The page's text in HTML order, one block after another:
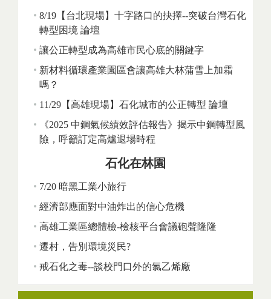
8/19【台北現場】十字路口的抉擇--突破台灣石化
轉型困境 論壇
讓公正轉型成為高雄市民心底的關鍵字
新材料循環產業園區會讓高雄大林蒲雪上加霜
嗎？
11/29【高雄現場】石化城市的公正轉型 論壇
《2025 中鋼氣候績效評估報告》揭示中鋼轉型風
險，呼籲訂定高爐退場時程
石化在林園
7/20 暗黑工業小旅行
經濟部應面對中油炸出的信心危機
高雄工業區總體檢-檢核平台會議砲聲隆隆
遷村，告別環境災民?
戒石化之毒--談校門口外的氯乙烯廠